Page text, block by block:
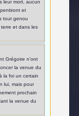
leur mort, aucun
et
tout genou
et dans les
Grégoire n'ont
la venue du
la foi un certain
lui, mais pour
prochain
la venue du